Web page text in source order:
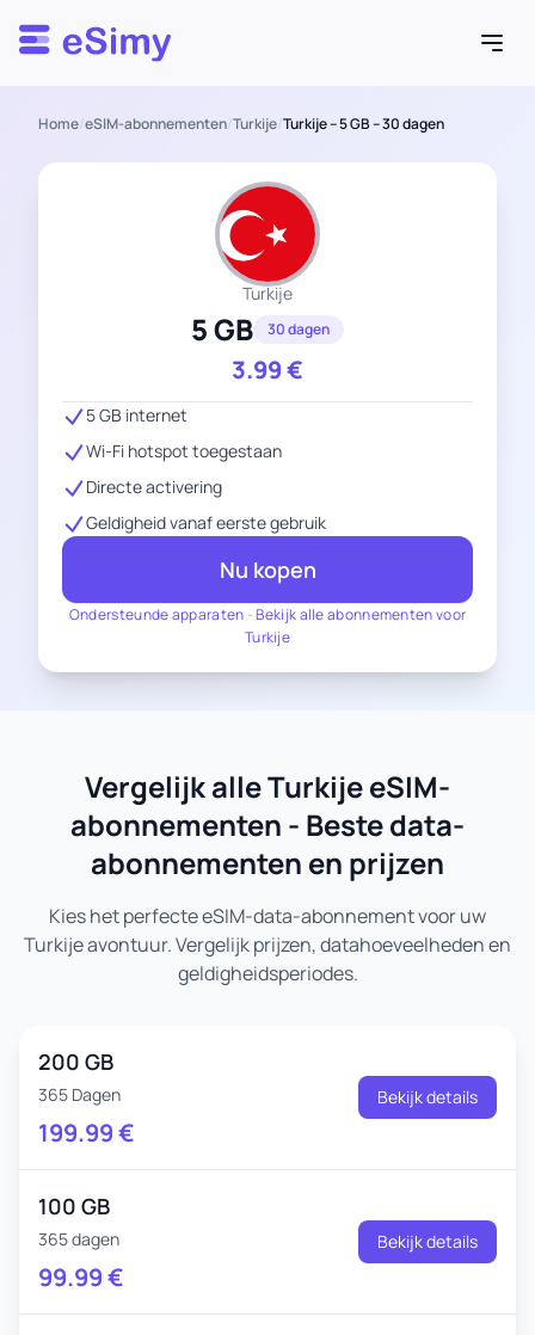
Esimy
Home/eSIM-abonnementen/Turkije/Turkije – 5 GB – 30 dagen
Turkije
5 GB 30 dagen
3.99€
Ondersteunde apparaten -Bekijk alle abonnementen voor
Turkije
5 GB internet
Wi-Fi hotspot toegestaan
Directe activering
Geldigheid vanaf eerste gebruik
Nu kopen
Vergelijk alle Turkije eSIM-
abonnementen - Beste data-
abonnementen en prijzen
Kies het perfecte eSIM-data-abonnement voor uw
Turkije avontuur. Vergelijk prijzen, datahoeveelheden en
geldigheidsperiodes.
200 GB
365 Dagen
199.99€
Bekijk details
100 GB
365 dagen
99.99€
Bekijk details